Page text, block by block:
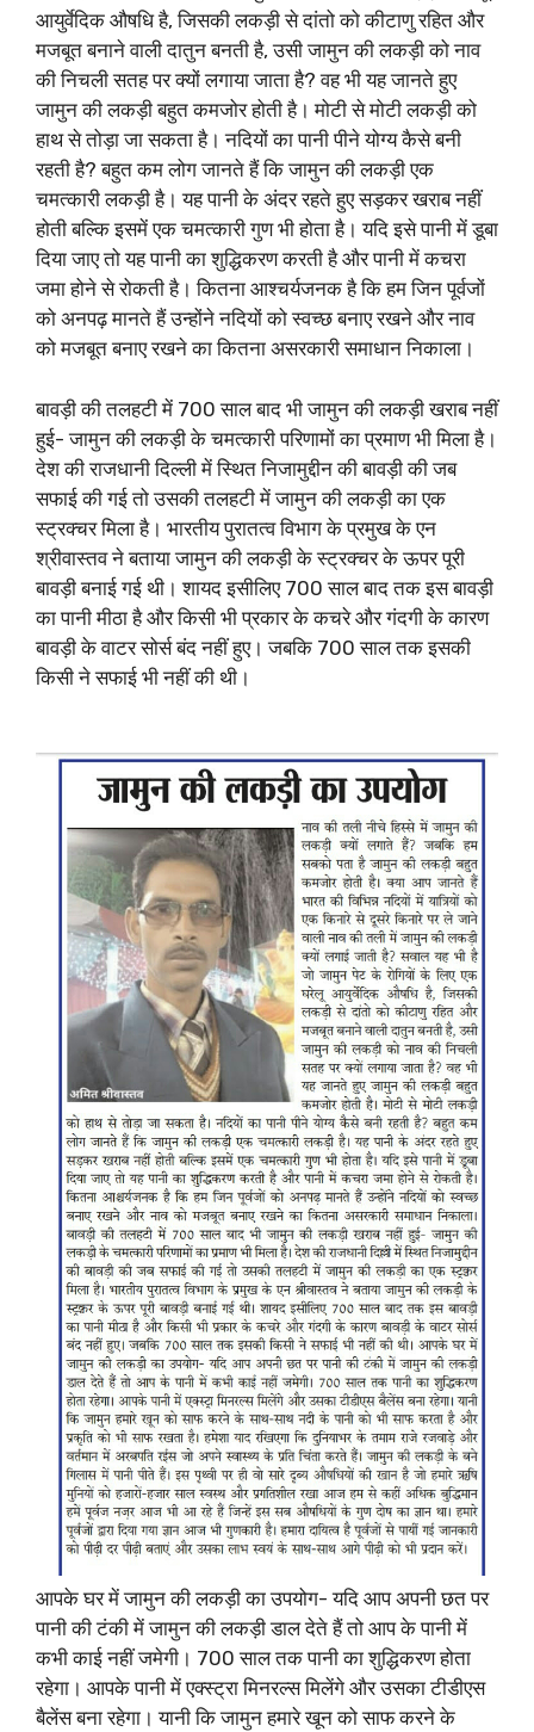
आयुर्वेदिक औषधि है, जिसकी लकड़ी से दांतो को कीटाणु रहित और
मजबूत बनाने वाली दातुन बनती है, उसी जामुन की लकड़ी को नाव
की निचली सतह पर क्यों लगाया जाता है? वह भी यह जानते हुए
जामुन की लकड़ी बहुत कमजोर होती है। मोटी से मोटी लकड़ी को
हाथ से तोड़ा जा सकता है। नदियों का पानी पीने योग्य कैसे बनी
रहती है? बहुत कम लोग जानते हैं कि जामुन की लकड़ी एक
चमत्कारी लकड़ी है। यह पानी के अंदर रहते हुए सड़कर खराब नहीं
होती बल्कि इसमें एक चमत्कारी गुण भी होता है। यदि इसे पानी में डूबा
दिया जाए तो यह पानी का शुद्धिकरण करती है और पानी में कचरा
जमा होने से रोकती है। कितना आश्चर्यजनक है कि हम जिन पूर्वजों
को अनपढ़ मानते हैं उन्होंने नदियों को स्वच्छ बनाए रखने और नाव
को मजबूत बनाए रखने का कितना असरकारी समाधान निकाला।
बावड़ी की तलहटी में 700 साल बाद भी जामुन की लकड़ी खराब नहीं
हुई- जामुन की लकड़ी के चमत्कारी परिणामों का प्रमाण भी मिला है।
देश की राजधानी दिल्ली में स्थित निजामुद्दीन की बावड़ी की जब
सफाई की गई तो उसकी तलहटी में जामुन की लकड़ी का एक
स्ट्रक्चर मिला है। भारतीय पुरातत्व विभाग के प्रमुख के एन
श्रीवास्तव ने बताया जामुन की लकड़ी के स्ट्रक्चर के ऊपर पूरी
बावड़ी बनाई गई थी। शायद इसीलिए 700 साल बाद तक इस बावड़ी
का पानी मीठा है और किसी भी प्रकार के कचरे और गंदगी के कारण
बावड़ी के वाटर सोर्स बंद नहीं हुए। जबकि 700 साल तक इसकी
किसी ने सफाई भी नहीं की थी।
आपके घर में जामुन की लकड़ी का उपयोग- यदि आप अपनी छत पर
पानी की टंकी में जामुन की लकड़ी डाल देते हैं तो आप के पानी में
कभी काई नहीं जमेगी। 700 साल तक पानी का शुद्धिकरण होता
रहेगा। आपके पानी में एक्स्ट्रा मिनरल्स मिलेंगे और उसका टीडीएस
बैलेंस बना रहेगा। यानी कि जामुन हमारे खून को साफ करने के